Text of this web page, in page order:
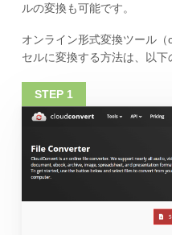
ルの変換も可能です。
オンライン形式変換ツール
セルに変換する方法は、以下